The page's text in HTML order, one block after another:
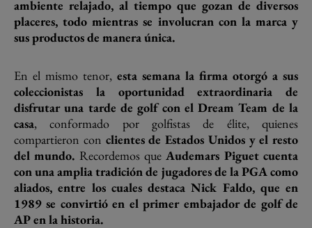
ambiente relajado, al tiempo que gozan de diversos
placeres, todo mientras se involucran con la marca y
sus productos de manera única.
En el mismo tenor, esta semana la firma otorgó a sus
coleccionistas la oportunidad extraordinaria de
disfrutar una tarde de golf con el Dream Team de la
casa, conformado por golfistas de élite, quienes
compartieron con clientes de Estados Unidos y el resto
del mundo. Recordemos queAudemars Piguet cuenta
con una amplia tradición de jugadores de la PGA como
aliados, entre los cuales destaca Nick Faldo, que en
1989 se convirtió en el primer embajador de golf de
AP en la historia.